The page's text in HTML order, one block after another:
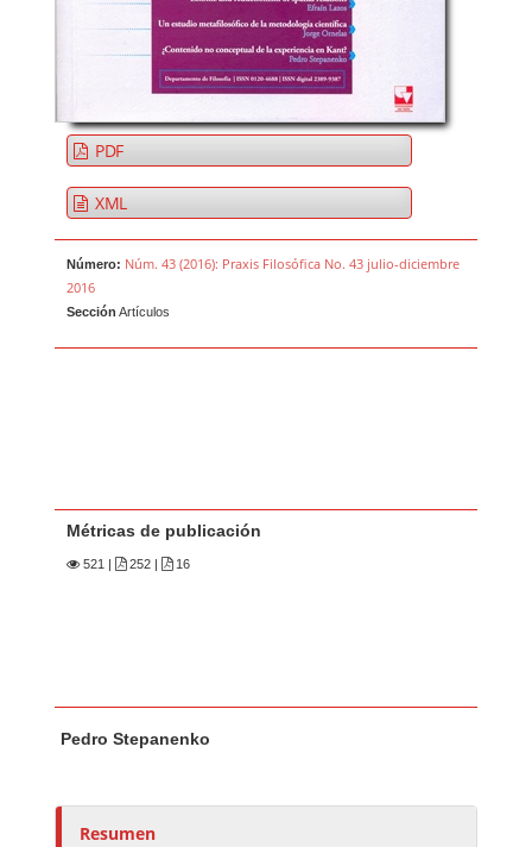
PDF
XML
Número: Núm. 43 (2016): Praxis Filosófica No. 43 julio-diciembre
2016
Sección Artículos
Métricas de publicación
521 252 | 16
u
o
Pedro Stepanenko
Resumen